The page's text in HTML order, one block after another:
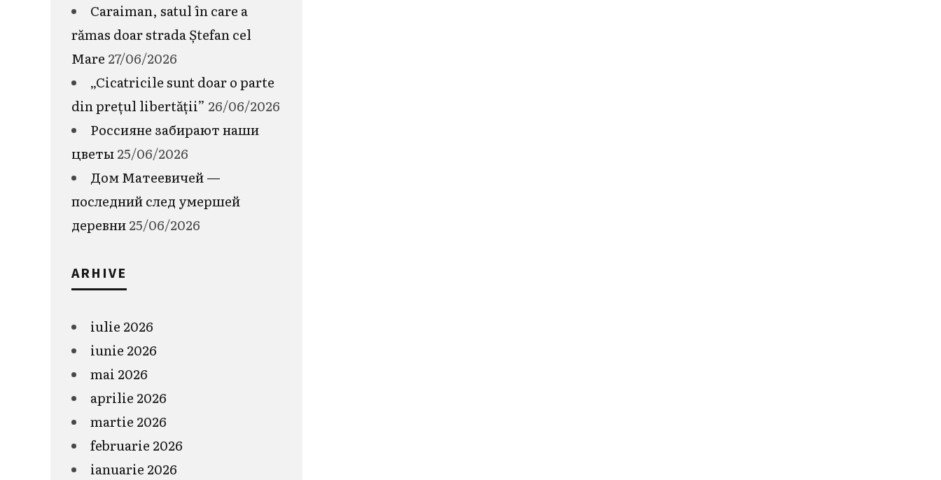
Caraiman, satul în care a
rămas doar strada Ștefan cel
Mare 27/06/2026
„Cicatricile sunt doar o parte
din prețul libertății” 26/06/2026
Россияне забирают наши
цветы25/06/2026
Дом Матеевичей —
последний след умершей
деревни25/06/2026
ARHIVE
iulie 2026
iunie 2026
mai 2026
aprilie 2026
martie 2026
februarie 2026
ianuarie 2026